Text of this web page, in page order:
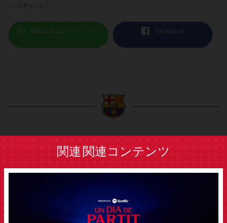
label.aria.whatsapp
WhatsApp(ワッツアッ
プ）
label.aria.facebook
Facebook
関連 関連コンテンツ